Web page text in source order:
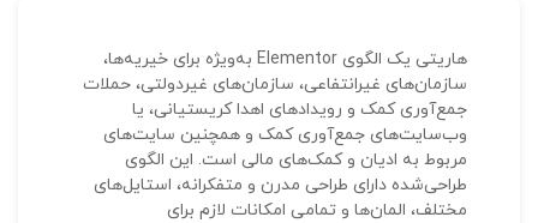
هاریتی یک الگوی Elementor به‌ویژه برای خیریه‌ها،
سازمان‌های غیرانتفاعی، سازمان‌های غیردولتی، حملات
جمع‌آوری کمک و رویدادهای اهدا کریستیانی، یا
وب‌سایت‌های جمع‌آوری کمک و همچنین سایت‌های
مربوط به ادیان و کمک‌های مالی است. این الگوی
طراحی‌شده دارای طراحی مدرن و متفکرانه، استایل‌های
مختلف، المان‌ها و تمامی امکانات لازم برای